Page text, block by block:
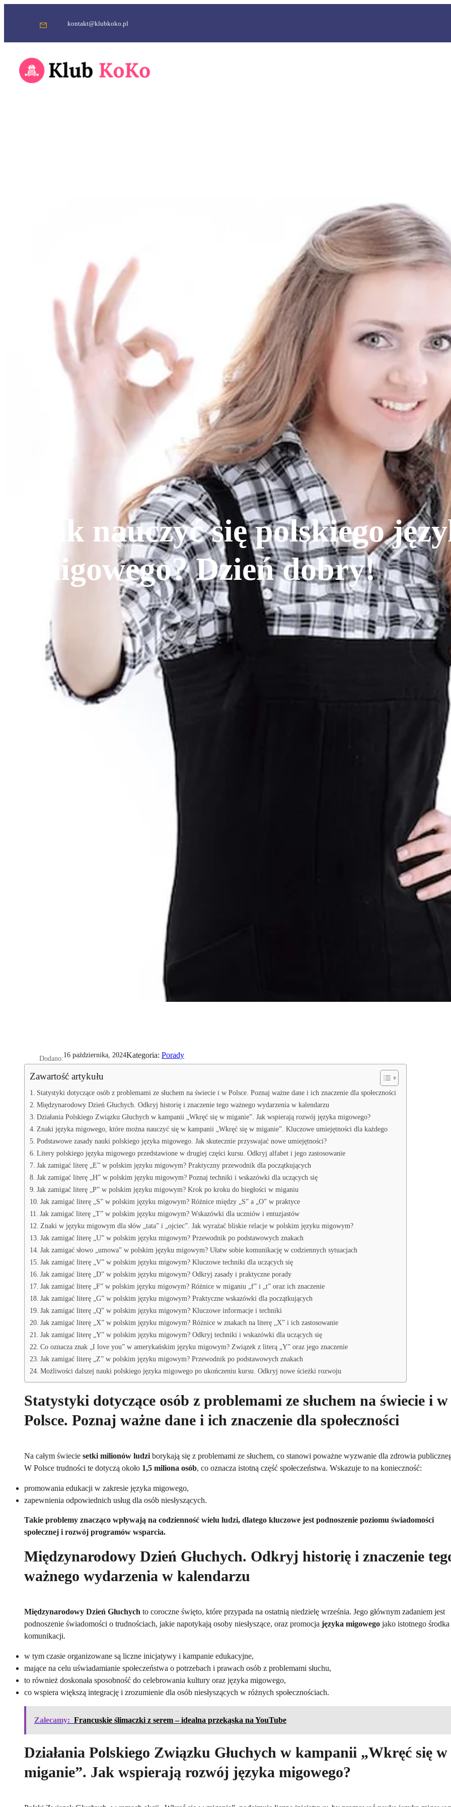
kontakt@klubkoko.pl
Jak nauczyć się polskiego
migowego? Dzień dobry!
Dodano:16 października, 2024Kategoria: Porady
Zawartość artykułu
Statystyki dotyczące osób z problemami ze słuchem na świecie i w Polsce. Poznaj ważne dane i ich znaczenie dla społeczności
Międzynarodowy Dzień Głuchych. Odkryj historię i znaczenie tego ważnego wydarzenia w kalendarzu
Działania Polskiego Związku Głuchych w kampanii „Wkręć się w miganie”. Jak wspierają rozwój języka migowego?
Znaki języka migowego, które można nauczyć się w kampanii „Wkręć się w miganie”. Kluczowe umiejętności dla każdego
Podstawowe zasady nauki polskiego języka migowego. Jak skutecznie przyswajać nowe umiejętności?
Litery polskiego języka migowego przedstawione w drugiej części kursu. Odkryj alfabet i jego zastosowanie
Jak zamigać literę „E” w polskim języku migowym? Praktyczny przewodnik dla początkujących
Jak zamigać literę „H” w polskim języku migowym? Poznaj techniki i wskazówki dla uczących się
Jak zamigać literę „P” w polskim języku migowym? Krok po kroku do biegłości w miganiu
Jak zamigać literę „S” w polskim języku migowym? Różnice między „S” a „O” w praktyce
Jak zamigać literę „T” w polskim języku migowym? Wskazówki dla uczniów i entuzjastów
Znaki w języku migowym dla słów „tata” i „ojciec”. Jak wyrażać bliskie relacje w polskim języku migowym?
Jak zamigać literę „U” w polskim języku migowym? Przewodnik po podstawowych znakach
Jak zamigać słowo „umowa” w polskim języku migowym? Ułatw sobie komunikację w codziennych sytuacjach
Jak zamigać literę „V” w polskim języku migowym? Kluczowe techniki dla uczących się
Jak zamigać literę „D” w polskim języku migowym? Odkryj zasady i praktyczne porady
Jak zamigać literę „F” w polskim języku migowym? Różnice w miganiu „f” i „t” oraz ich znaczenie
Jak zamigać literę „G” w polskim języku migowym? Praktyczne wskazówki dla początkujących
Jak zamigać literę „Q” w polskim języku migowym? Kluczowe informacje i techniki
Jak zamigać literę „X” w polskim języku migowym? Różnice w znakach na literę „X” i ich zastosowanie
Jak zamigać literę „Y” w polskim języku migowym? Odkryj techniki i wskazówki dla uczących się
Co oznacza znak „I love you” w amerykańskim języku migowym? Związek z literą „Y” oraz jego znaczenie
Jak zamigać literę „Z” w polskim języku migowym? Przewodnik po podstawowych znakach
Możliwości dalszej nauki polskiego języka migowego po ukończeniu kursu. Odkryj nowe ścieżki rozwoju
Statystyki dotyczące osób z problemami ze słuchem na świecie i w
Polsce. Poznaj ważne dane i ich znaczenie dla społeczności
Na całym świecie setki milionów ludzi borykają się z problemami ze słuchem, co stanowi poważne wyzwanie dla zdrowia
W Polsce trudności te dotyczą około 1,5 miliona osób, co oznacza istotną część społeczeństwa. Wskazuje to na konieczność:
promowania edukacji w zakresie języka migowego,
zapewnienia odpowiednich usług dla osób niesłyszących.
Takie problemy znacząco wpływają na codzienność wielu ludzi, dlatego kluczowe jest podnoszenie poziomu świadomości
społecznej i rozwój programów wsparcia.
Międzynarodowy Dzień Głuchych. Odkryj historię i znaczenie
ważnego wydarzenia w kalendarzu
Międzynarodowy Dzień Głuchych to coroczne święto, które przypada na ostatnią niedzielę września. Jego głównym zadaniem jest
podnoszenie świadomości o trudnościach, jakie napotykają osoby niesłyszące, oraz promocja języka migowego jako istotnego środka
komunikacji.
w tym czasie organizowane są liczne inicjatywy i kampanie edukacyjne,
mające na celu uświadamianie społeczeństwa o potrzebach i prawach osób z problemami słuchu,
to również doskonała sposobność do celebrowania kultury oraz języka migowego,
co wspiera większą integrację i zrozumienie dla osób niesłyszących w różnych społecznościach.
Zalecamy: Francuskie ślimaczki z serem – idealna przekąska na YouTube
Działania Polskiego Związku Głuchych w kampanii „Wkręć się w
miganie”. Jak wspierają rozwój języka migowego?